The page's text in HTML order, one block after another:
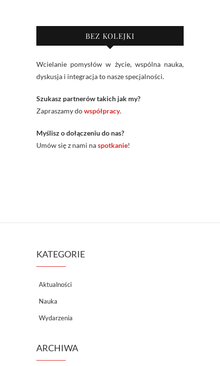
BEZ KOLEJKI
Wcielanie pomysłów w życie, wspólna nauka,
dyskusja i integracja to nasze specjalności.
Szukasz partnerów takich jak my?
Zapraszamy dowspółpracy.
Myślisz o dołączeniu do nas?
Umów się z nami naspotkanie!
KATEGORIE
Aktualności
Nauka
Wydarzenia
ARCHIWA